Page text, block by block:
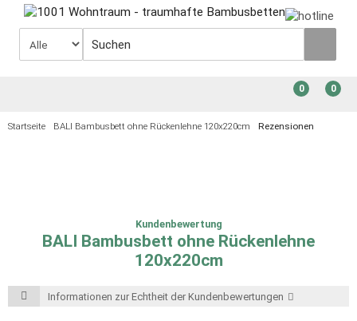
0
0
Startseite BALI Bambusbett ohne Rückenlehne 120x220cm Rezensionen
Kundenbewertung
BALI Bambusbett ohne Rückenlehne
120x220cm
Informationen zur Echtheit der Kundenbewertungen